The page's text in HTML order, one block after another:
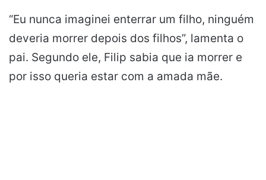
“Eu nunca imaginei enterrar um filho, ninguém
deveria morrer depois dos filhos”, lamenta o
pai. Segundo ele, Filip sabia que ia morrer e
por isso queria estar com a amada mãe.